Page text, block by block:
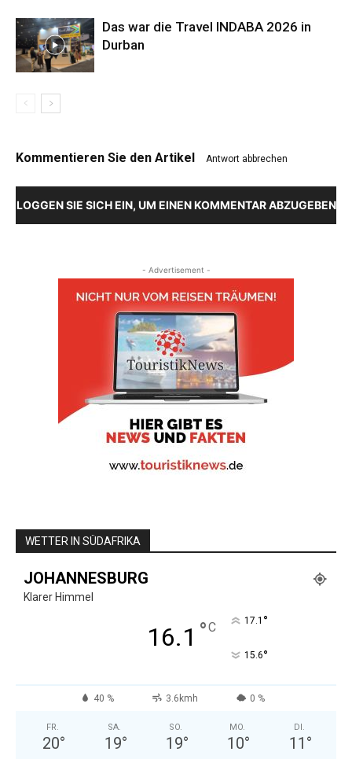
Das war die Travel INDABA 2026 in
Durban
Kommentieren Sie den Artikel Antwort abbrechen
LOGGEN SIE SICH EIN, UM EINEN KOMMENTAR ABZUGEBEN
- Advertisement -
WETTER IN SÜDAFRIKA
JOHANNESBURG
Klarer Himmel
16.1 °C 17.1 °
15.6°
40 % 3.6kmh 0 %
FR.
20°
SA.
19°
SO.
19°
MO.
10°
DI.
11 °